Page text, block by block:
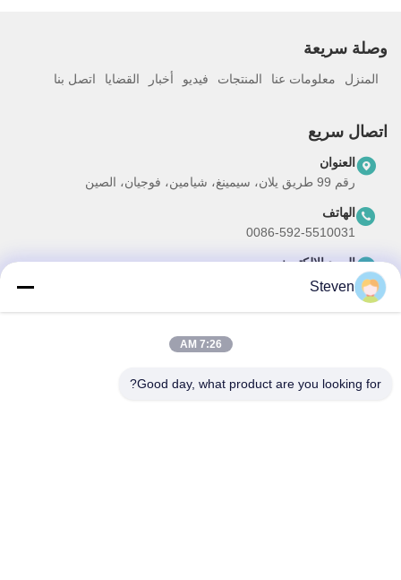
وصلة سريعة
المنزل معلومات عنا المنتجات فيديو أخبار القضايا اتصل بنا
اتصال سريع
العنوان
رقم 99 طريق يلان، سيمينغ، شيامين، فوجيان، الصين
الهاتف
0086-592-5510031
البريد الإلكتروني
steven@winley-electric.com
اشترك في نشرتنا الإخبارية للحصول على خصومات وأكثر.
Steven
7:26 AM
Good day, what product are you looking for?